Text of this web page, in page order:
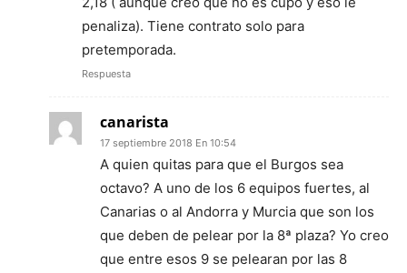
penaliza). Tiene contrato solo para
pretemporada.
Respuesta
canarista
17 septiembre 2018 En 10:54
A quien quitas para que el Burgos sea
octavo? A uno de los 6 equipos fuertes, al
Canarias o al Andorra y Murcia que son los
que deben de pelear por la 8ª plaza? Yo creo
que entre esos 9 se pelearan por las 8